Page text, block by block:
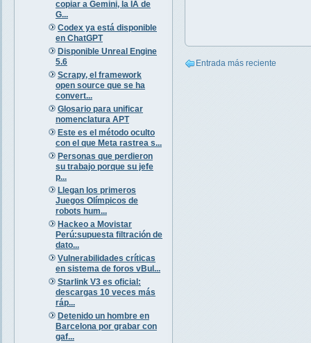
copiar a Gemini, la IA de
G...
Codex ya está disponible
en ChatGPT
Disponible Unreal Engine
5.6
Scrapy, el framework
open source que se ha
convert...
Glosario para unificar
nomenclatura APT
Este es el método oculto
con el que Meta rastrea s...
Personas que perdieron
su trabajo porque su jefe
p...
Llegan los primeros
Juegos Olímpicos de
robots hum...
Hackeo a Movistar
Perú:supuesta filtración de
dato...
Vulnerabilidades críticas
en sistema de foros vBul...
Starlink V3 es oficial:
descargas 10 veces más
ráp...
Detenido un hombre en
Barcelona por grabar con
gaf...
Entrada más reciente